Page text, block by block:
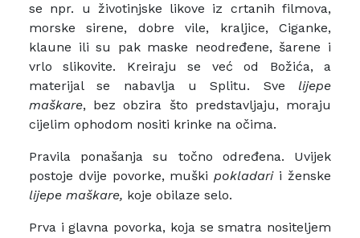
se npr. u životinjske likove iz crtanih filmova,
morske sirene, dobre vile, kraljice, Ciganke,
klaune ili su pak maske neodređene, šarene i
vrlo slikovite. Kreiraju se već od Božića, a
materijal se nabavlja u Splitu. Sve lijepe
maškare, bez obzira što predstavljaju, moraju
cijelim ophodom nositi krinke na očima.
Pravila ponašanja su točno određena. Uvijek
postoje dvije povorke, muškipokladarii ženske
lijepe maškare, koje obilaze selo.
Prva i glavna povorka, koja se smatra nositeljem